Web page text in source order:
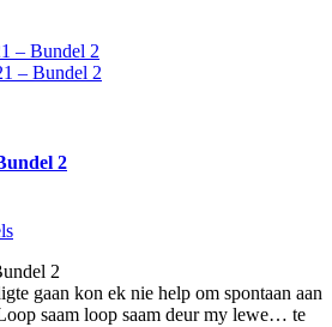
2
2
gaan kon ek nie help om spontaan aan
saam loop saam deur my lewe… te